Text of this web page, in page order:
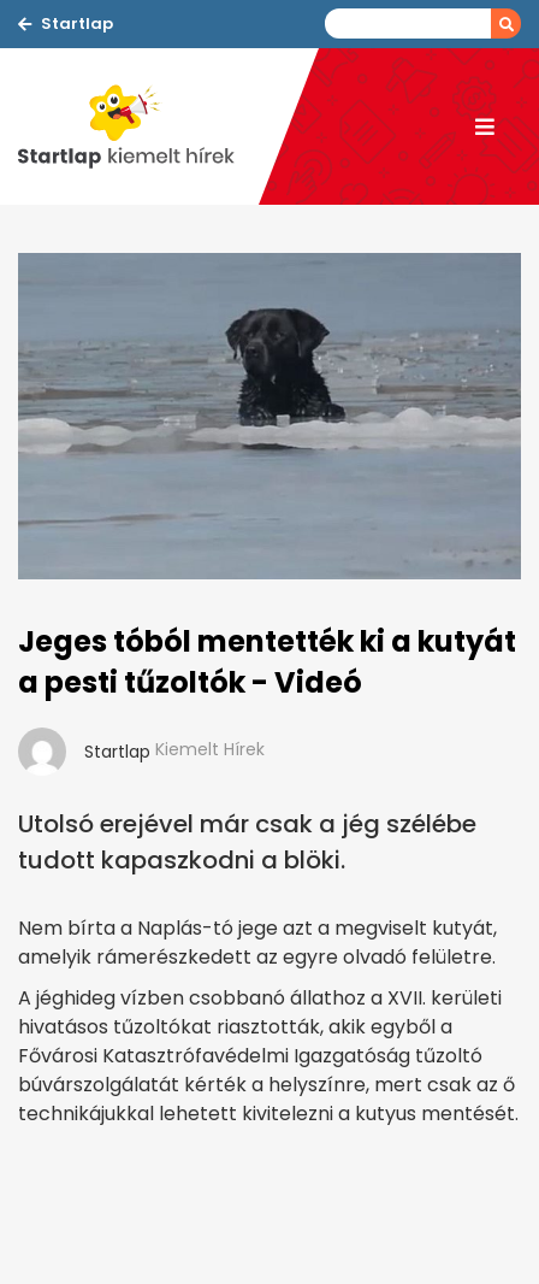
Startlap
Jeges tóból mentették ki a kutyát
a pesti tűzoltók - Videó
Startlap Kiemelt Hírek
Utolsó erejével már csak a jég szélébe
tudott kapaszkodni a blöki.
Nem bírta a Naplás-tó jege azt a megviselt kutyát,
amelyik rámerészkedett az egyre olvadó felületre.
A jéghideg vízben csobbanó állathoz a XVII. kerületi
hivatásos tűzoltókat riasztották, akik egyből a
Fővárosi Katasztrófavédelmi Igazgatóság tűzoltó
búvárszolgálatát kérték a helyszínre, mert csak az ő
technikájukkal lehetett kivitelezni a kutyus mentését.